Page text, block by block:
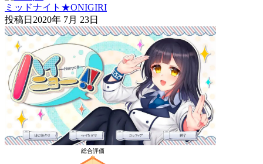
ミッドナイト★ONIGIRI
投稿日 2020年 7月 23日